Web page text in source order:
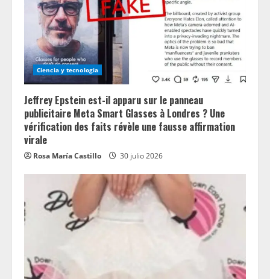
Ciencia y tecnologia
Jeffrey Epstein est-il apparu sur le panneau
publicitaire Meta Smart Glasses à Londres ? Une
vérification des faits révèle une fausse affirmation
virale
Rosa María Castillo 30 julio 2026